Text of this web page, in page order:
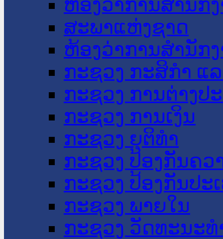
ຫ້ອງວ່າການສໍານັກ
ສະພາແຫ່ງຊາດ
ຫ້ອງວ່າການສຳນັກ
ກະຊວງ ກະສິກຳ ແ
ກະຊວງ ການຕ່າງປ
ກະຊວງ ການເງິນ
ກະຊວງ ຍຸຕິທໍາ
ກະຊວງ ປ້ອງກັນຄວ
ກະຊວງ ປ້ອງກັນປະ
ກະຊວງ ພາຍໃນ
ກະຊວງ ວັດທະນະ